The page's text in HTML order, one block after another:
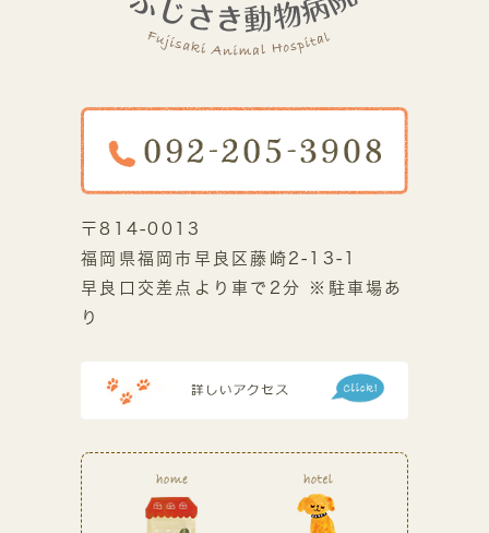
〒814-0013
福岡県福岡市早良区藤崎2-13-1
早良口交差点より車で2分 ※駐車場あ
り